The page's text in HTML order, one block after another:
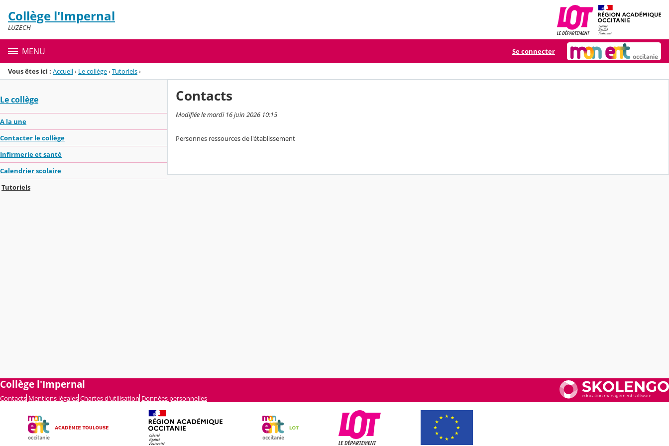
Menu de la rubrique
Contenu
Collège l'Impernal
LUZECH
MENU Se connecter
Vous êtes ici : Accueil› Le collège›Tutoriels›
Le collège
A la une
Contacter le collège
Infirmerie et santé
Calendrier scolaire
Tutoriels
Contacts
Modifiée le mardi 16 juin 2026 10:15
Personnes ressources de l'établissement
Collège l'Impernal
Contacts Mentions légales Chartes d'utilisation Données personnelles